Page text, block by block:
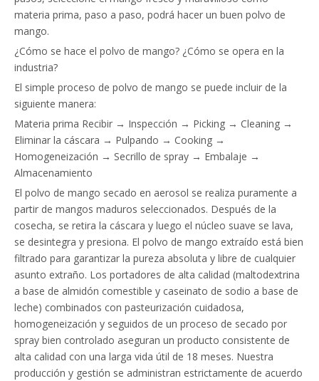
materia prima, paso a paso, podrá hacer un buen polvo de
mango.
¿Cómo se hace el polvo de mango? ¿Cómo se opera en la
industria?
El simple proceso de polvo de mango se puede incluir de la
siguiente manera:
Materia prima Recibir → Inspección → Picking → Cleaning →
Eliminar la cáscara → Pulpando → Cooking →
Homogeneización → Secrillo de spray → Embalaje →
Almacenamiento
El polvo de mango secado en aerosol se realiza puramente a
partir de mangos maduros seleccionados. Después de la
cosecha, se retira la cáscara y luego el núcleo suave se lava,
se desintegra y presiona. El polvo de mango extraído está bien
filtrado para garantizar la pureza absoluta y libre de cualquier
asunto extraño. Los portadores de alta calidad (maltodextrina
a base de almidón comestible y caseinato de sodio a base de
leche) combinados con pasteurización cuidadosa,
homogeneización y seguidos de un proceso de secado por
spray bien controlado aseguran un producto consistente de
alta calidad con una larga vida útil de 18 meses. Nuestra
producción y gestión se administran estrictamente de acuerdo